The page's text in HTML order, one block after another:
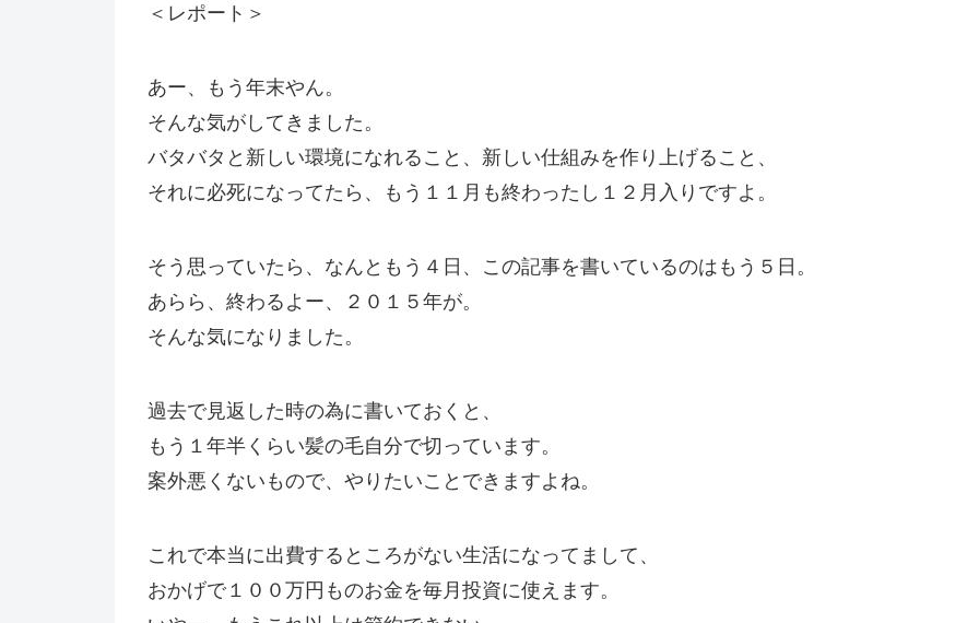
＜レポート＞
あー、もう年末やん。
そんな気がしてきました。
バタバタと新しい環境になれること、新しい仕組みを作り上げること、
それに必死になってたら、もう１１月も終わったし１２月入りですよ。
そう思っていたら、なんともう４日、この記事を書いているのはもう５日。
あらら、終わるよー、２０１５年が。
そんな気になりました。
過去で見返した時の為に書いておくと、
もう１年半くらい髪の毛自分で切っています。
案外悪くないもので、やりたいことできますよね。
これで本当に出費するところがない生活になってまして、
おかげで１００万円ものお金を毎月投資に使えます。